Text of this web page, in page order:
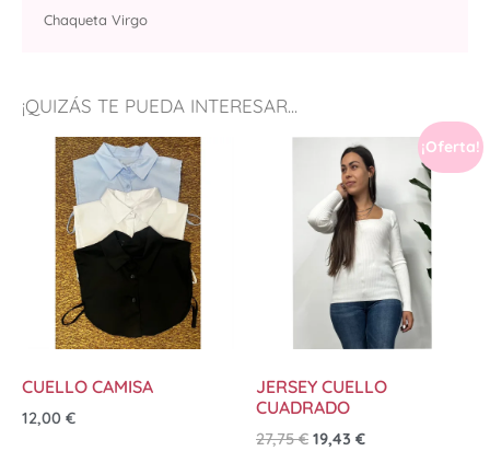
¡QUIZÁS TE PUEDA INTERESAR...
CUELLO CAMISA
12,00 €
¡Oferta!
JERSEY CUELLO
CUADRADO
27,75€ 19,43 €
Chaqueta Virgo